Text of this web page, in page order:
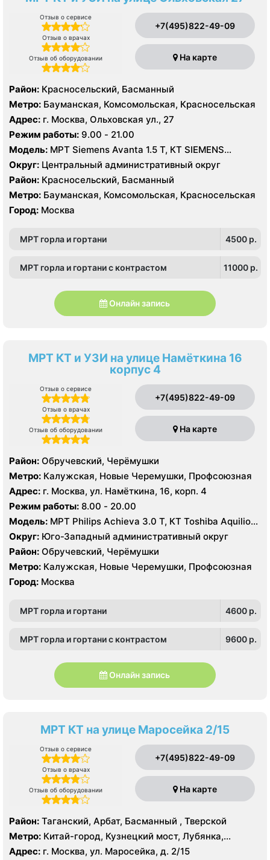
Отзыв о сервисе
Отзыв о врачах
Отзыв об оборудовании
+7(495)822-49-09
На карте
Район: Красносельский, Басманный
Метро: Бауманская, Комсомольская, Красносельская
Адрес: г. Москва, Ольховская ул., 27
Режим работы:
9.00 - 21.00
Модель: МРТ Siemens Avanta 1.5 Т, КТ SIEMENS
Somatom Perspective 64 срезов, УЗИ
Округ: Центральный административный округ
Район: Красносельский, Басманный
Метро: Бауманская, Комсомольская, Красносельская
Город: Москва
МРТ горла и гортани 4500 p.
МРТ горла и гортани с контрастом 11000 p.
Онлайн запись
МРТ КТ и УЗИ на улице Намёткина 16
корпус 4
Отзыв о сервисе
Отзыв о врачах
Отзыв об оборудовании
+7(495)822-49-09
На карте
Район: Обручевский, Черёмушки
Метро: Калужская, Новые Черемушки, Профсоюзная
Адрес: г. Москва, ул. Намёткина, 16, корп. 4
Режим работы: 8.00 - 20.00
Модель: МРТ Philips Achieva 3.0 T, КТ Toshiba Aquilion
Prime 160 срезов УЗИ GE Logiq-9, Philips iU22, Philips
HDI 5000
Округ: Юго-Западный административный округ
Район: Обручевский, Черёмушки
Метро: Калужская, Новые Черемушки, Профсоюзная
Город: Москва
МРТ горла и гортани 4600 p.
МРТ горла и гортани с контрастом 9600 p.
Онлайн запись
МРТ КТ на улице Маросейка 2/15
Отзыв о сервисе
Отзыв о врачах
Отзыв об оборудовании
+7(495)822-49-09
На карте
Район: Таганский, Арбат, Басманный , Тверской
Метро: Китай-город, Кузнецкий мост, Лубянка,
Охотный ряд, Площадь Революции, Сретенский
Адрес: г. Москва, ул. Маросейка, д. 2/15